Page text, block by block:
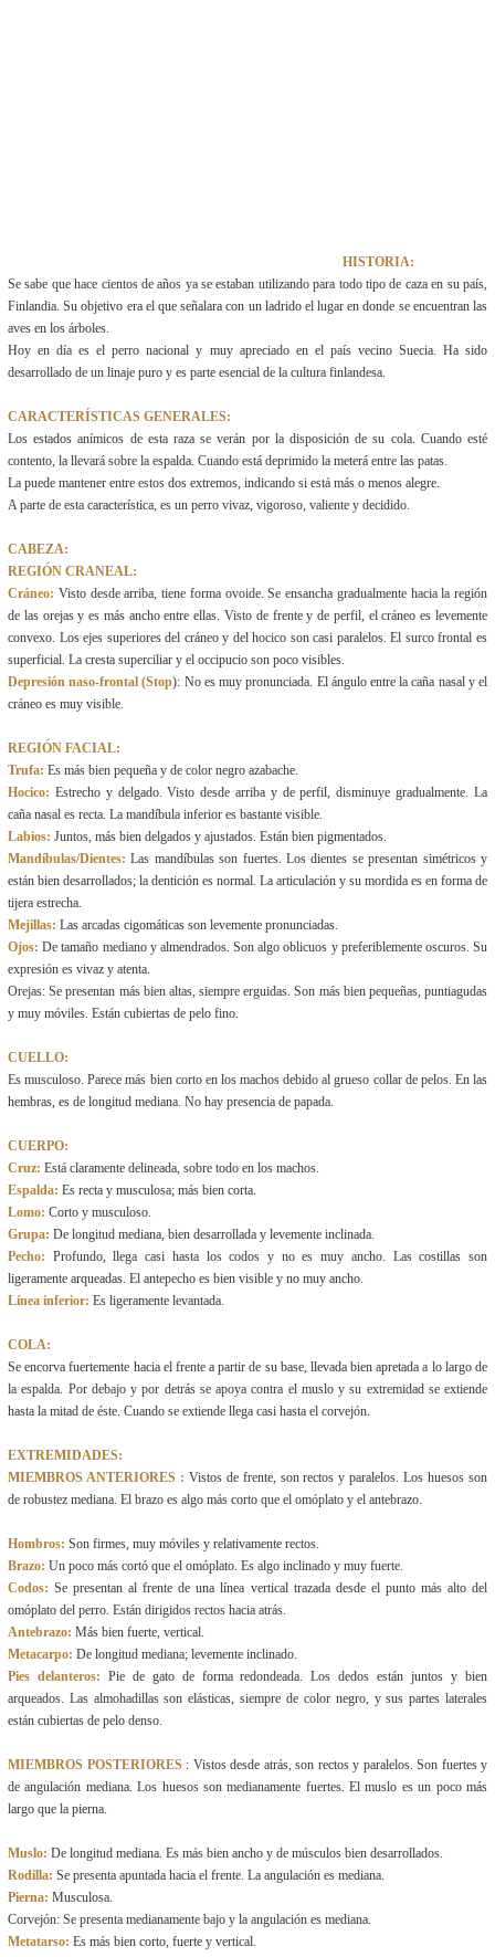
HISTORIA:
Se sabe que hace cientos de años ya se estaban utilizando para todo tipo de caza en su país,
Finlandia. Su objetivo era el que señalara con un ladrido el lugar en donde se encuentran las
aves en los árboles.
Hoy en día es el perro nacional y muy apreciado en el país vecino Suecia. Ha sido
desarrollado de un linaje puro y es parte esencial de la cultura finlandesa.
CARACTERÍSTICAS GENERALES:
Los estados anímicos de esta raza se verán por la disposición de su cola. Cuando esté
contento, la llevará sobre la espalda. Cuando está deprimido la meterá entre las patas.
La puede mantener entre estos dos extremos, indicando si está más o menos alegre.
A parte de esta característica, es un perro vivaz, vigoroso, valiente y decidido.
CABEZA:
REGIÓN CRANEAL:
Cráneo: Visto desde arriba, tiene forma ovoide. Se ensancha gradualmente hacia la región
de las orejas y es más ancho entre ellas. Visto de frente y de perfil, el cráneo es levemente
convexo. Los ejes superiores del cráneo y del hocico son casi paralelos. El surco frontal es
superficial. La cresta superciliar y el occipucio son poco visibles.
Depresión naso-frontal (Stop): No es muy pronunciada. El ángulo entre la caña nasal y el
cráneo es muy visible.
REGIÓN FACIAL:
Trufa: Es más bien pequeña y de color negro azabache.
Hocico: Estrecho y delgado. Visto desde arriba y de perfil, disminuye gradualmente. La
caña nasal es recta. La mandíbula inferior es bastante visible.
Labios: Juntos, más bien delgados y ajustados. Están bien pigmentados.
Mandíbulas/Dientes: Las mandíbulas son fuertes. Los dientes se presentan simétricos y
están bien desarrollados; la dentición es normal. La articulación y su mordida es en forma de
tijera estrecha.
Mejillas: Las arcadas cigomáticas son levemente pronunciadas.
Ojos: De tamaño mediano y almendrados. Son algo oblicuos y preferiblemente oscuros. Su
expresión es vivaz y atenta.
Orejas: Se presentan más bien altas, siempre erguidas. Son más bien pequeñas, puntiagudas
y muy móviles. Están cubiertas de pelo fino.
CUELLO:
Es musculoso. Parece más bien corto en los machos debido al grueso collar de pelos. En las
hembras, es de longitud mediana. No hay presencia de papada.
CUERPO:
Cruz: Está claramente delineada, sobre todo en los machos.
Espalda: Es recta y musculosa; más bien corta.
Lomo: Corto y musculoso.
Grupa: De longitud mediana, bien desarrollada y levemente inclinada.
Pecho: Profundo, llega casi hasta los codos y no es muy ancho. Las costillas son
ligeramente arqueadas. El antepecho es bien visible y no muy ancho.
Línea inferior: Es ligeramente levantada.
COLA:
Se encorva fuertemente hacia el frente a partir de su base, llevada bien apretada a lo largo de
la espalda. Por debajo y por detrás se apoya contra el muslo y su extremidad se extiende
hasta la mitad de éste. Cuando se extiende llega casi hasta el corvejón.
EXTREMIDADES:
MIEMBROS ANTERIORES : Vistos de frente, son rectos y paralelos. Los huesos son
de robustez mediana. El brazo es algo más corto que el omóplato y el antebrazo.
Hombros: Son firmes, muy móviles y relativamente rectos.
Brazo: Un poco más cortó que el omóplato. Es algo inclinado y muy fuerte.
Codos: Se presentan al frente de una línea vertical trazada desde el punto más alto del
omóplato del perro. Están dirigidos rectos hacia atrás.
Antebrazo: Más bien fuerte, vertical.
Metacarpo: De longitud mediana; levemente inclinado.
Pies delanteros: Pie de gato de forma redondeada. Los dedos están juntos y bien
arqueados. Las almohadillas son elásticas, siempre de color negro, y sus partes laterales
están cubiertas de pelo denso.
MIEMBROS POSTERIORES: Vistos desde atrás, son rectos y paralelos. Son fuertes y
de angulación mediana. Los huesos son medianamente fuertes. El muslo es un poco más
largo que la pierna.
Muslo: De longitud mediana. Es más bien ancho y de músculos bien desarrollados.
Rodilla: Se presenta apuntada hacia el frente. La angulación es mediana.
Pierna: Musculosa.
Corvejón: Se presenta medianamente bajo y la angulación es mediana.
Metatarso: Es más bien corto, fuerte y vertical.